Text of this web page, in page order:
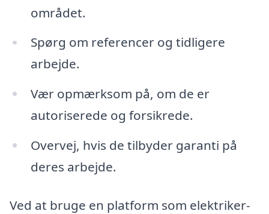
området.
Spørg om referencer og tidligere
arbejde.
Vær opmærksom på, om de er
autoriserede og forsikrede.
Overvej, hvis de tilbyder garanti på
deres arbejde.
Ved at bruge en platform som elektriker-